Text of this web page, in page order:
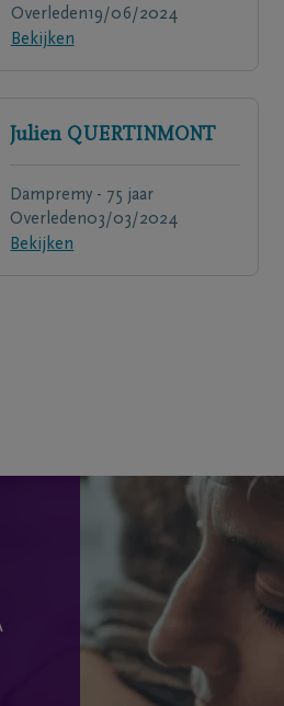
Overleden19/06/2024
Bekijken
Julien QUERTINMONT
Dampremy - 75 jaar
Overleden03/03/2024
Bekijken